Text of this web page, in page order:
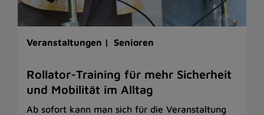
Veranstaltungen | Senioren
Rollator-Training für mehr Sicherheit
und Mobilität im Alltag
Ab sofort kann man sich für die Veranstaltung